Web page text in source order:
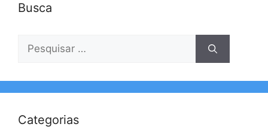
Busca
Pesquisar
Categorias